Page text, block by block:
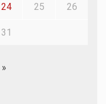
24 25 26
31